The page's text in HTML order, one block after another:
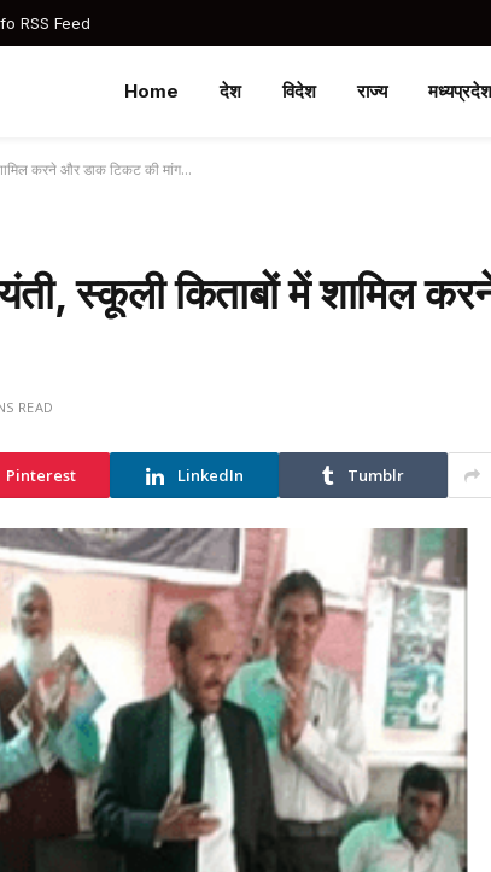
RSS Feed
Home देश विदेश राज्य मध्यप्रदेश
करने और डाक टिकट की मांग…
स्कूली किताबों में शामिल
READ
Pinterest LinkedIn Tumblr